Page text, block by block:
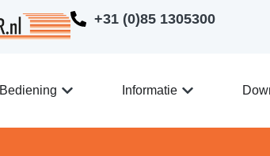
+31 (0)85 1305300
Bediening Informatie